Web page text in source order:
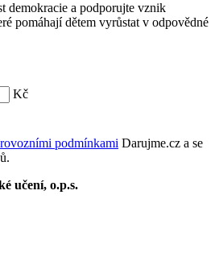
demokracie a podporujte vznik
pomáhají dětem vyrůstat v odpovědné
Kč
podmínkami Darujme.cz a se
učení, o.p.s.